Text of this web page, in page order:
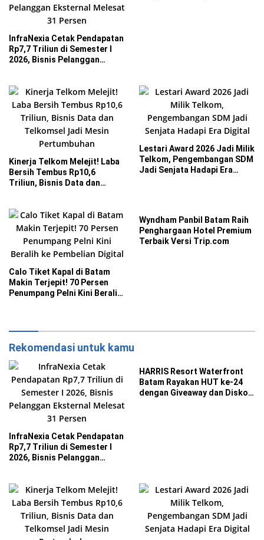
InfraNexia Cetak Pendapatan
Rp7,7 Triliun di Semester I
2026, Bisnis Pelanggan
Kinerja Telkom Melejit! Laba
Bersih Tembus Rp10,6
Triliun, Bisnis Data dan
Lestari Award 2026 Jadi Milik
Telkom, Pengembangan SDM
Jadi Senjata Hadapi Era
Calo Tiket Kapal di Batam
Makin Terjepit! 70 Persen
Penumpang Pelni Kini Beralih
Wyndham Panbil Batam Raih
Penghargaan Hotel Premium
Terbaik Versi Trip.com
Rekomendasi untuk kamu
InfraNexia Cetak Pendapatan
Rp7,7 Triliun di Semester I
2026, Bisnis Pelanggan
HARRIS Resort Waterfront
Batam Rayakan HUT ke-24
dengan Giveaway dan Diskon